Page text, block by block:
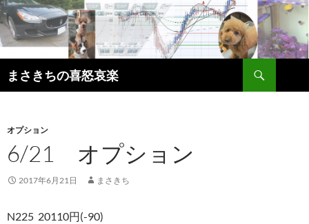
コ
ン
テ
ン
ツ
へ
プ
まさきちの喜怒哀楽
索
オプション
6/21 オプション
2017年6月21日 まさきち
N225 20110円(-90)